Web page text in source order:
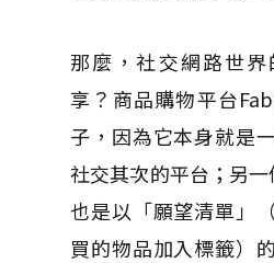
那麼，社交網路世
享？商品購物平台
子，因為它本身就是
社交其次的平台；另
也是以「願望清單」
買的物品加入標籤）